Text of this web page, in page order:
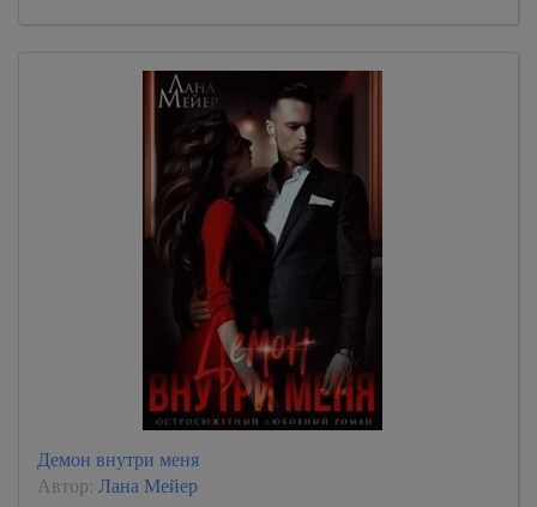
Демон внутри меня
Автор: Лана Мейер